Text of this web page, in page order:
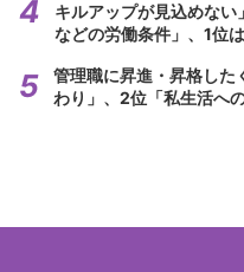
キルアップが見込めな
などの労働条件」、1位
管理職に昇進・昇格し
わり」、2位「私生活へ